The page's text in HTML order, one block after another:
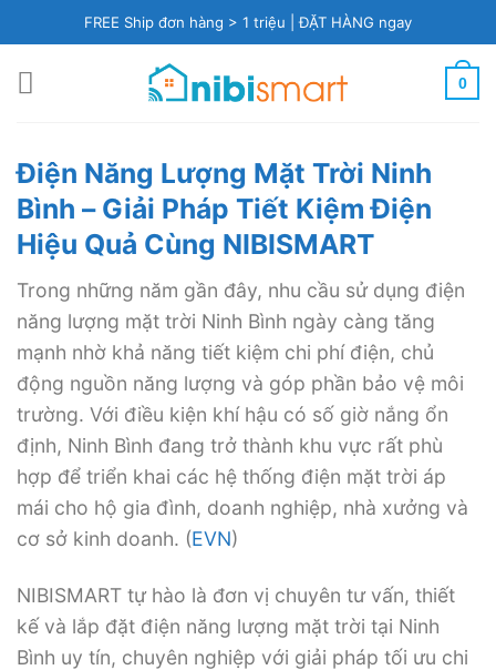
to
content
FREE Ship đơn hàng > 1 triệu |ĐẶT HÀNG ngay
0
Điện Năng Lượng Mặt Trời Ninh
Bình – Giải Pháp Tiết Kiệm Điện
Hiệu Quả Cùng NIBISMART
Trong những năm gần đây, nhu cầu sử dụng điện
năng lượng mặt trời Ninh Bình ngày càng tăng
mạnh nhờ khả năng tiết kiệm chi phí điện, chủ
động nguồn năng lượng và góp phần bảo vệ môi
trường. Với điều kiện khí hậu có số giờ nắng ổn
định, Ninh Bình đang trở thành khu vực rất phù
hợp để triển khai các hệ thống điện mặt trời áp
mái cho hộ gia đình, doanh nghiệp, nhà xưởng và
cơ sở kinh doanh. (EVN)
NIBISMART tự hào là đơn vị chuyên tư vấn, thiết
kế và lắp đặt điện năng lượng mặt trời tại Ninh
Bình uy tín, chuyên nghiệp với giải pháp tối ưu chi